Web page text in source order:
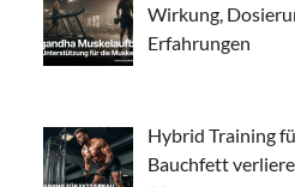
Wirkung,
Erfahrungen
Hybrid Training
Bauchfett